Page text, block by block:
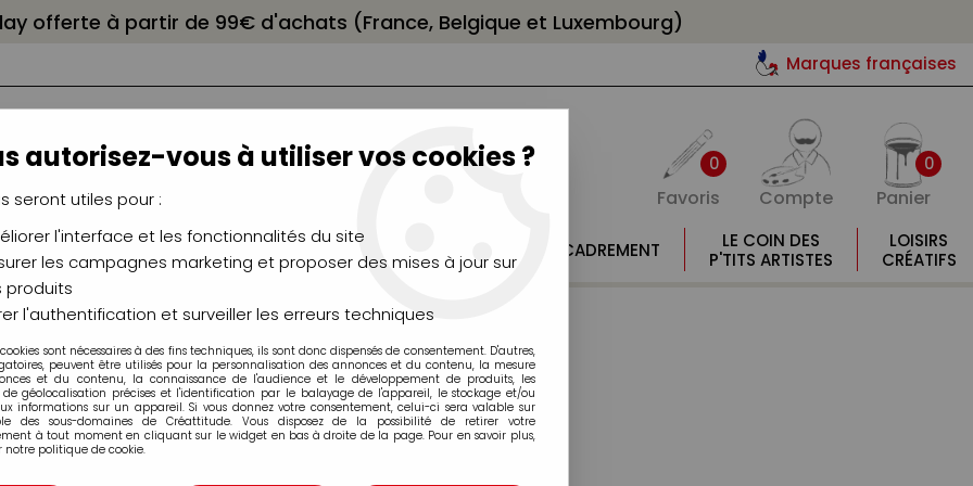
offerte à partir de 99€ d'achats (France, Belgique et Luxembourg)
Marques françaises
0
Favoris Compte
0
Panier
CHÂSSIS
CHEVALETS
AÉROGRAPHIE
MODÉLISME
MOULAGE
ENCADREMENT
LE COIN DES
P'TITS ARTISTES
LOISIRS
CRÉATIFS
Marqueurs à huile
autorisez-vous à utiliser vos cookies ?
seront utiles pour :
l'interface et les fonctionnalités du site
les campagnes marketing et proposer des mises à jour sur
produits
l'authentification et surveiller les erreurs techniques
sont nécessaires à des fins techniques, ils sont donc dispensés de consentement. D'autres,
peuvent être utilisés pour la personnalisation des annonces et du contenu, la mesure
et du contenu, la connaissance de l'audience et le développement de produits, les
de géolocalisation précises et l'identification par le balayage de l'appareil, le stockage et/ou
informations sur un appareil. Si vous donnez votre consentement, celui-ci sera valable sur
des sous-domaines de Créattitude. Vous disposez de la possibilité de retirer votre
à tout moment en cliquant sur le widget en bas à droite de la page. Pour en savoir plus,
notre politique de cookie.